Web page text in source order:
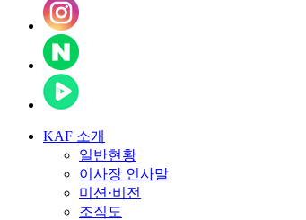
KAF 소개
일반현황
이사장 인사말
미션·비전
조직도